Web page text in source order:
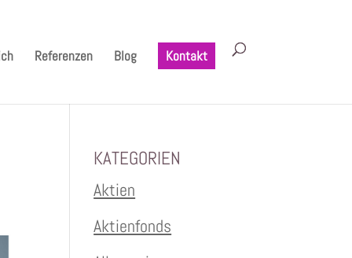
Referenzen Blog Kontakt
KATEGORIEN
Aktien
Aktienfonds